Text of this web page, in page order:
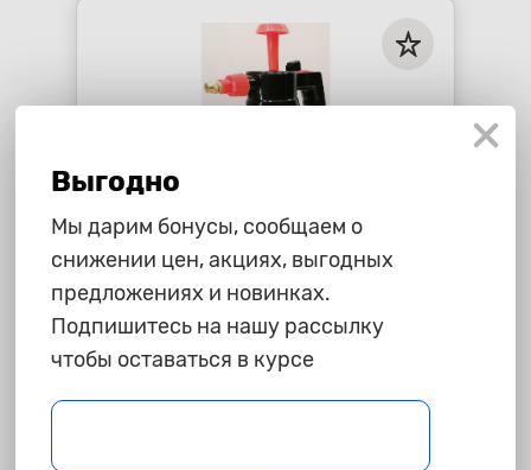
405 ₽
Распылитель для
Выгодно
Мы дарим бонусы, сообщаем о
снижении цен, акциях, выгодных
предложениях и новинках.
Подпишитесь на нашу рассылку
чтобы оставаться в курсе